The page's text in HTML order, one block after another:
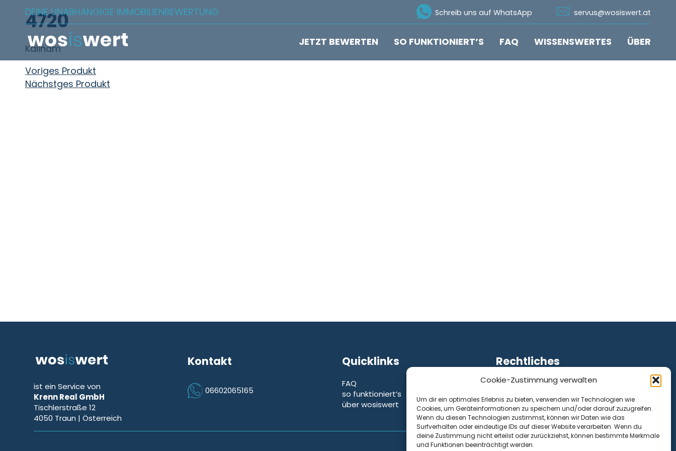
Cookie-Zustimmung verwalten
Um dir ein optimales Erlebnis zu bieten, verwenden wir Technologien wie
Cookies, um Geräteinformationen zu speichern und/oder darauf zuzugreifen.
Wenn du diesen Technologien zustimmst, können wir Daten wie das
Surfverhalten oder eindeutige IDs auf dieser Website verarbeiten. Wenn du
deine Zustimmung nicht erteilst oder zurückziehst, können bestimmte Merkmale
und Funktionen beeinträchtigt werden.
Zum Inhalt springen
DEINE UNABHÄNGIGE IMMOBILIENBEWERTUNG
Schreib uns auf WhatsApp
servus@wosiswert.at
JETZT BEWERTEN SO FUNKTIONIERT’S FAQ WISSENSWERTES ÜBER
4720
Kallham
Beitragsnavigation
Voriges Produkt
Nächstges Produkt
ist ein Service von
Krenn Real GmbH
Tischlerstraße 12
4050 Traun | Österreich
Kontakt
Icon Phone
06602065165
Quicklinks
FAQ
so funktioniert’s
über wosiswert
Rechtliches
Impressum
Cookie-Richtlinie (EU)